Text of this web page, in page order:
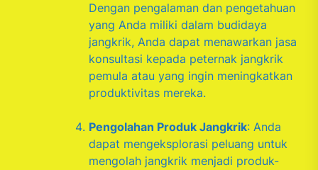
Dengan pengalaman dan pengetahuan
yang Anda miliki dalam budidaya
jangkrik, Anda dapat menawarkan jasa
konsultasi kepada peternak jangkrik
pemula atau yang ingin meningkatkan
produktivitas mereka.
Pengolahan Produk Jangkrik: Anda
dapat mengeksplorasi peluang untuk
mengolah jangkrik menjadi produk-